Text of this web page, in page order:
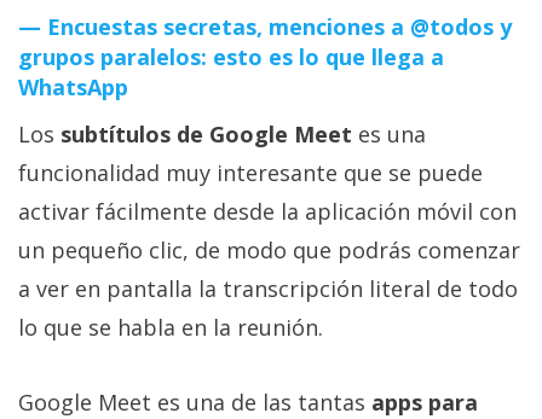
Sistemas
operativos
Profesional
+
Más
temas
Sorteos
Encuestas secretas, menciones a @todos y
grupos paralelos: esto es lo que llega a
WhatsApp
Los subtítulos de Google Meet es una
funcionalidad muy interesante que se puede
activar fácilmente desde la aplicación móvil con
un pequeño clic, de modo que podrás comenzar
a ver en pantalla la transcripción literal de todo
lo que se habla en la reunión.
Google Meet es una de las tantas apps para